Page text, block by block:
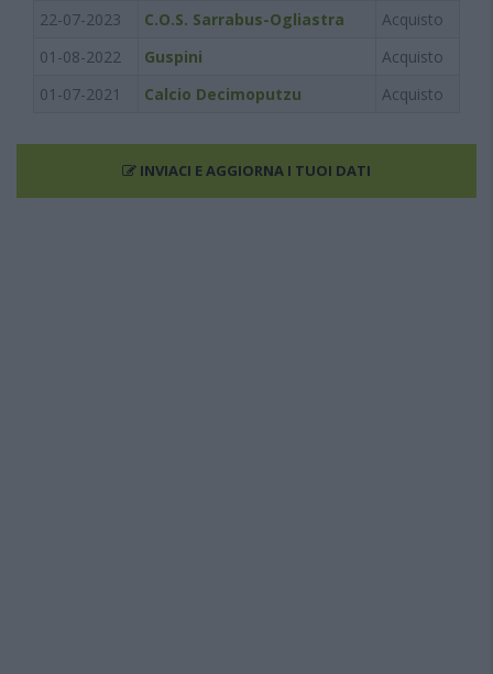
22-07-2023
C.O.S. Sarrabus-Ogliastra
Acquisto
01-08-2022
Guspini
Acquisto
01-07-2021
Calcio Decimoputzu Acquisto
INVIACI E AGGIORNA I TUOI DATI